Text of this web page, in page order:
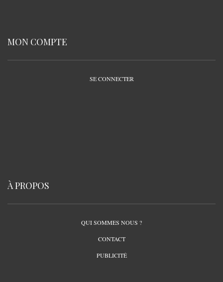
MON COMPTE
SE CONNECTER
À PROPOS
QUI SOMMES NOUS ?
CONTACT
PUBLICITÉ